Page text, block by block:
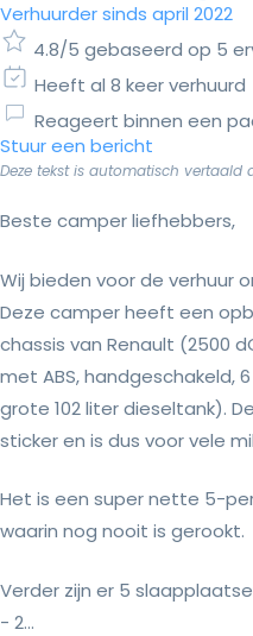
Verhuurder sinds april 2022
4.8/5 gebaseerd op 5
Heeft al 8 keer verhuurd
Reageert binnen een
Stuur een bericht
Deze tekst is automatisch vertaald
Beste camper liefhebbers,
Wij bieden voor de verhuur
Deze camper heeft een
chassis van Renault (2500
met ABS, handgeschakeld,
grote 102 liter dieseltank).
sticker en is dus voor vele
Het is een super nette 5-
waarin nog nooit is gerookt.
Verder zijn er 5
- 2...